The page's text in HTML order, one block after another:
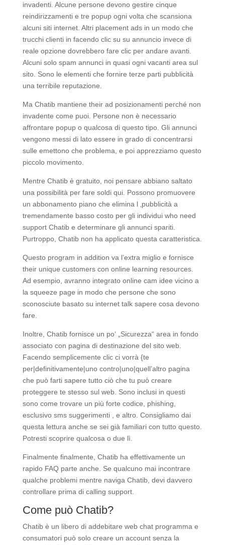
invadenti. Alcune persone devono gestire cinque
reindirizzamenti e tre popup ogni volta che scansiona
alcuni siti internet. Altri placement ads in un modo che
trucchi clienti in facendo clic su su annuncio invece di
reale opzione dovrebbero fare clic per andare avanti.
Alcuni solo spam annunci in quasi ogni vacanti area sul
sito. Sono le elementi che fornire terze parti pubblicità
una terribile reputazione.
Ma Chatib mantiene their ad posizionamenti perché non
invadente come puoi. Persone non è necessario
affrontare popup o qualcosa di questo tipo. Gli annunci
vengono messi di lato essere in grado di concentrarsi
sulle emettono che problema, e poi apprezziamo questo
piccolo movimento.
Mentre Chatib è gratuito, noi pensare abbiano saltato
una possibilità per fare soldi qui. Possono promuovere
un abbonamento piano che elimina l ‚pubblicità a
tremendamente basso costo per gli individui who need
support Chatib e determinare gli annunci spariti.
Purtroppo, Chatib non ha applicato questa caratteristica.
Questo program in addition va l’extra miglio e fornisce
their unique customers con online learning resources.
Ad esempio, avranno integrato online cam idee vicino a
la squeeze page in modo che persone che sono
sconosciute basato su internet talk sapere cosa devono
fare.
Inoltre, Chatib fornisce un po‘ „Sicurezza“ area in fondo
associato con pagina di destinazione del sito web.
Facendo semplicemente clic ci vorrà {te
per|definitivamente|uno contro|uno|quell’altro pagina
che può farti sapere tutto ciò che tu può creare
proteggere te stesso sul web. Sono inclusi in questi
sono come trovare un più forte codice, phishing,
esclusivo sms suggerimenti , e altro. Consigliamo dai
questa lettura anche se sei già familiari con tutto questo.
Potresti scoprire qualcosa o due lì.
Finalmente finalmente, Chatib ha effettivamente un
rapido FAQ parte anche. Se qualcuno mai incontrare
qualche problemi mentre naviga Chatib, devi davvero
controllare prima di calling support.
Come può Chatib?
Chatib è un libero di addebitare web chat programma e
consumatori può solo creare un account senza la